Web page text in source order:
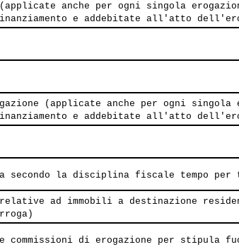
anche per ogni singola
e addebitate all'atto
(applicate anche per ogni
e addebitate all'atto
secondo la disciplina fiscale tempo per
ad immobili a destinazione
commissioni di erogazione per stipula